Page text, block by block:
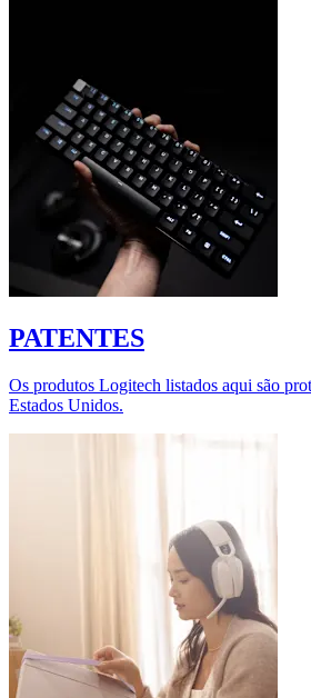
PATENTES
Os produtos Logitech listados aqui são
Estados Unidos.